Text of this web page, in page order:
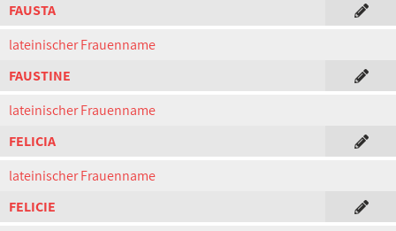
FAUSTA
lateinischer Frauenname
FAUSTINE
lateinischer Frauenname
FELICIA
lateinischer Frauenname
FELICIE